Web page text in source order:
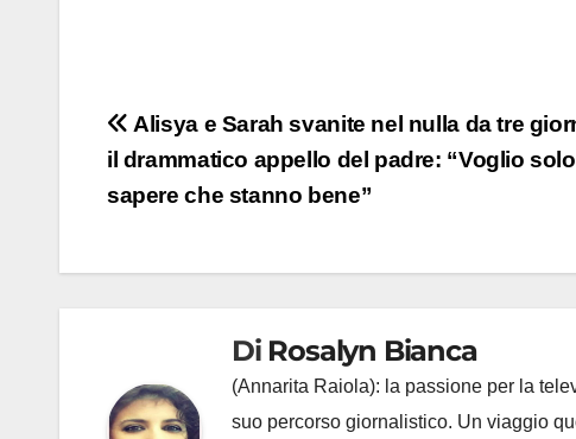
Navigazione
articoli
Alisya e Sarah svanite nel nulla da tre
il drammatico appello del padre: “Voglio solo
sapere che stanno bene”
Di Rosalyn Bianca
(Annarita Raiola): la passione per la
suo percorso giornalistico. Un viaggio